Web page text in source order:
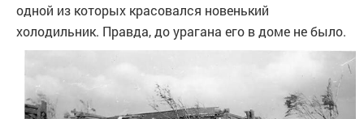
одной из которых красовался новенький
холодильник. Правда, до урагана его в доме не было.